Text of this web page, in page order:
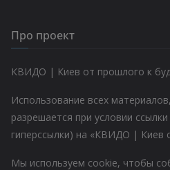
Про проект
КВИДО | Киев от прошлого к
Использование всех
разрешается при условии
гиперссылки) на «КВИДО | Киев
Мы используем cookie, чтобы